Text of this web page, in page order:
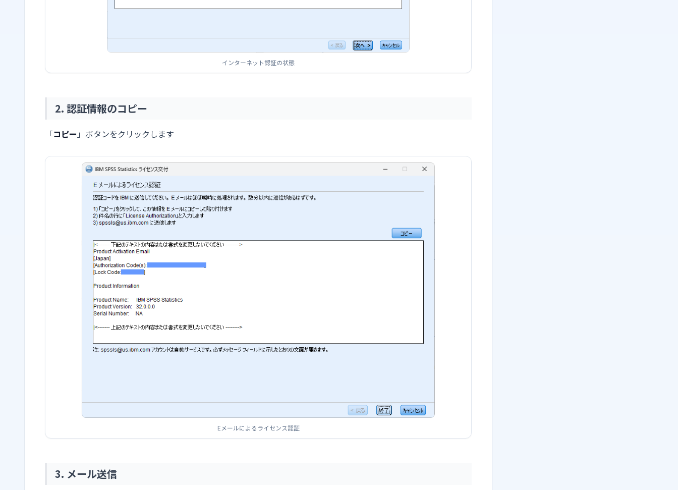
インターネット認証の状態
2. 認証情報のコピー
「コピー 」ボタンをクリックします
Eメールによるライセンス認証
3. メール送信